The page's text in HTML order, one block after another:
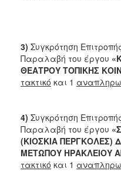
ΕΠΙΣΚΕΠΤΗΣ
ΗΡΑΚΛΕΙΟ
3) Συγκρότηση
Παραλαβή του έργου
ΘΕΑΤΡΟΥ ΤΟΠΙΚΗΣ
τακτικό και 1
4) Συγκρότηση
Παραλαβή του έργου
(ΚΙΟΣΚΙΑ ΠΕΡΓΚΟΛΕΣ)
ΜΕΤΩΠΟΥ ΗΡΑΚΛΕΙΟΥ
τακτικό και 1